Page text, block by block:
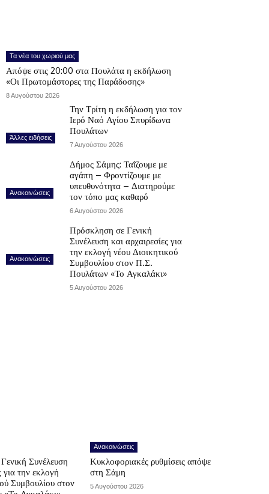
Τα νέα του χωριού μας
Απόψε στις 20:00 στα Πουλάτα η εκδήλωση
«Οι Πρωτομάστορες της Παράδοσης»
8 Αυγούστου 2026
Άλλες ειδήσεις
Την Τρίτη η εκδήλωση για τον
Ιερό Ναό Αγίου Σπυρίδωνα
Πουλάτων
7 Αυγούστου 2026
Ανακοινώσεις
Δήμος Σάμης: Ταΐζουμε με
αγάπη – Φροντίζουμε με
υπευθυνότητα – Διατηρούμε
τον τόπο μας καθαρό
6 Αυγούστου 2026
Ανακοινώσεις
Πρόσκληση σε Γενική
Συνέλευση και αρχαιρεσίες για
την εκλογή νέου Διοικητικού
Συμβουλίου στον Π.Σ.
Πουλάτων «Το Αγκαλάκι»
5 Αυγούστου 2026
Συνέλευση
για την εκλογή
Συμβουλίου στον
Ανακοινώσεις
Κυκλοφοριακές ρυθμίσεις απόψε
στη Σάμη
5 Αυγούστου 2026